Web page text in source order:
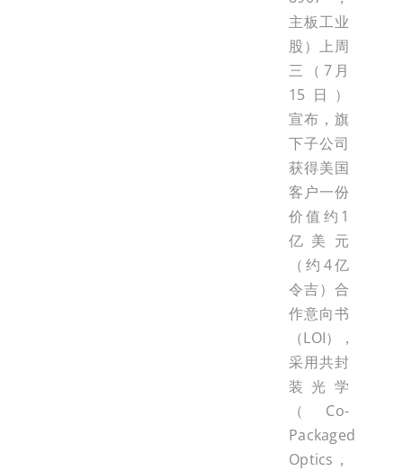
主板工业
股）上周
三（7月
15日）
宣布，旗
下子公司
获得美国
客户一份
价值约1
亿美元
（约4亿
令吉）合
作意向书
（LOI），
采用共封
装光学
（Co-
Packaged
Optics，